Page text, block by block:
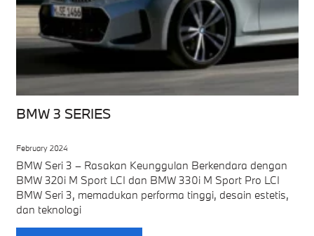
BMW 3 SERIES
February 2024
BMW Seri 3 – Rasakan Keunggulan Berkendara dengan
BMW 320i M Sport LCI dan BMW 330i M Sport Pro LCI
BMW Seri 3, memadukan performa tinggi, desain estetis,
dan teknologi